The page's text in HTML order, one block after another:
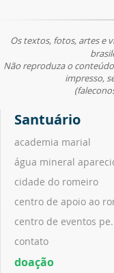
Os textos, fotos, artes e
Não reproduza o
impresso,
Santuário
academia marial
água mineral
cidade do romeiro
centro de apoio ao
centro de eventos
contato
doação